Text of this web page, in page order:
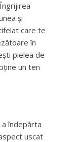
și
care te
în
pielea de
un ten
îndepărta
uscat